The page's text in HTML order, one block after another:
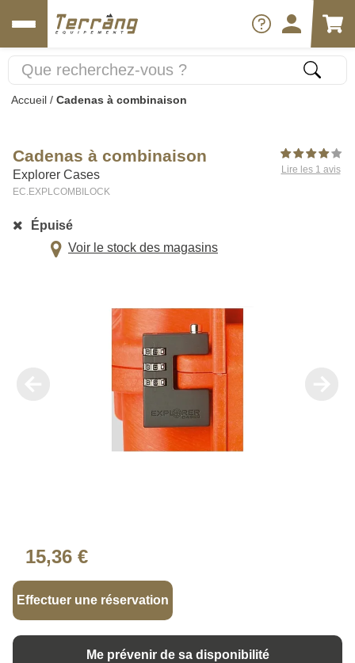
Accueil / Cadenas à combinaison
Cadenas à combinaison
Explorer Cases
EC.EXPLCOMBILOCK
Lire les 1 avis
Épuisé
Voir le stock des magasins
15,36 €
Effectuer une réservation
Me prévenir de sa disponibilité